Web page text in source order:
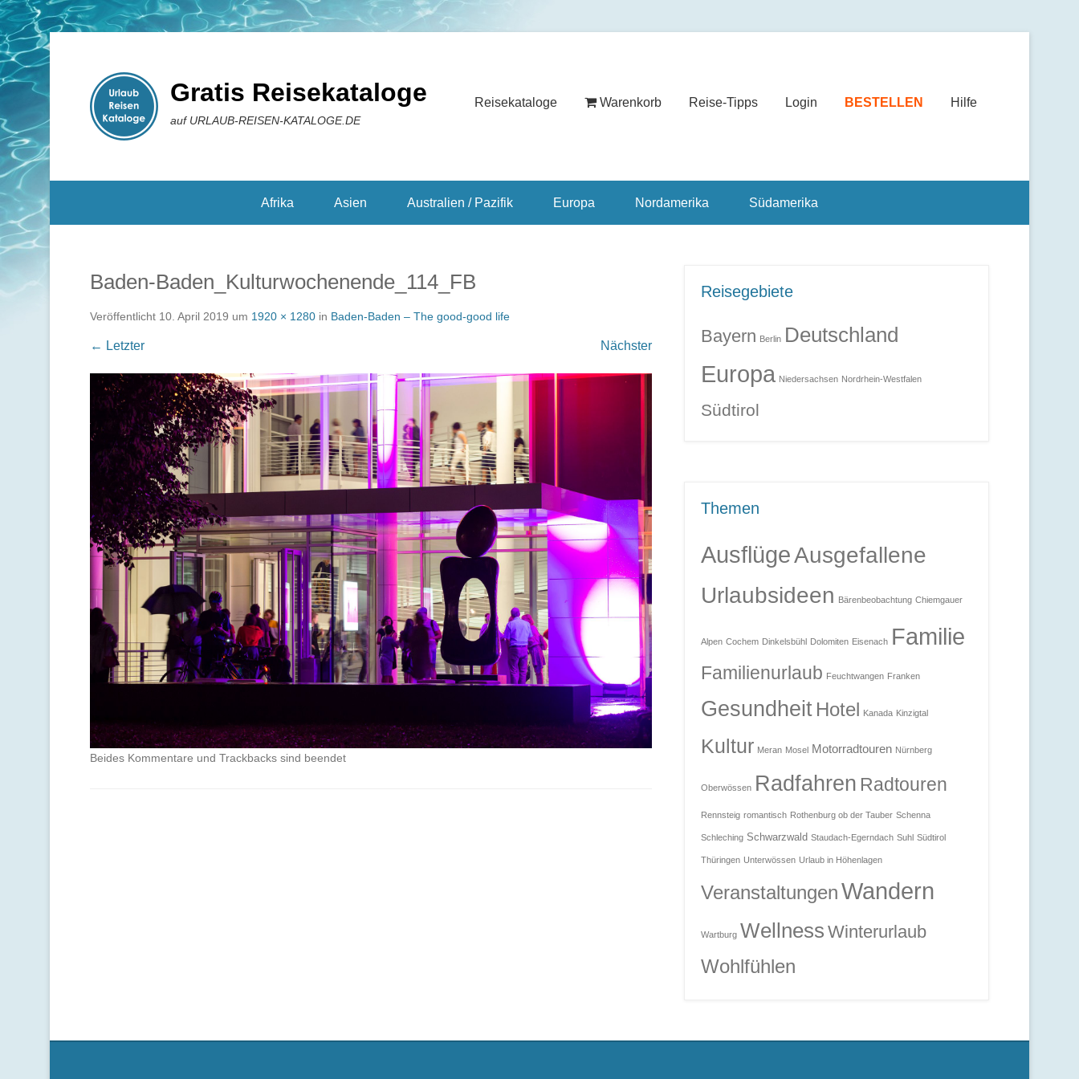
Gratis Reisekataloge
auf URLAUB-REISEN-KATALOGE.DE
Reisekataloge Warenkorb Reise-Tipps Login BESTELLEN Hilfe
Afrika Asien Australien / Pazifik Europa Nordamerika Südamerika
Baden-Baden_Kulturwochenende_114_FB
Veröffentlicht 10. April 2019 um 1920 × 1280 in Baden-Baden – The good-good life
← Letzter Nächster
Beides Kommentare und Trackbacks sind beendet
Reisegebiete
Bayern Berlin Deutschland
Europa Niedersachsen Nordrhein-Westfalen
Südtirol
Themen
AusflügeAusgefallene
Urlaubsideen Bärenbeobachtung Chiemgauer
Alpen Cochem Dinkelsbühl Dolomiten Eisenach Familie
Familienurlaub Feuchtwangen Franken
Gesundheit Hotel Kanada Kinzigtal
Kultur Meran Mosel Motorradtouren Nürnberg
Oberwössen Radfahren Radtouren
Rennsteig romantisch Rothenburg ob der Tauber Schenna
Schleching Schwarzwald Staudach-Egerndach Suhl Südtirol
Thüringen Unterwössen Urlaub in Höhenlagen
VeranstaltungenWandern
Wartburg Wellness Winterurlaub
Wohlfühlen